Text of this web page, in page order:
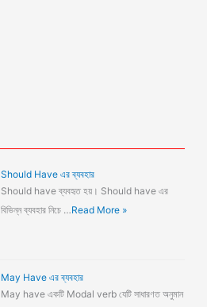
Should Have এর ব্যবহার
Should have ব্যবহৃত হয়। Should have এর
বিভিন্ন ব্যবহার নিচে …Read More »
May Have এর ব্যবহার
May have একটি Modal verb যেটি সাধারণত অনুমান